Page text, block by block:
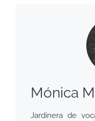
Mónica
Jardinera de